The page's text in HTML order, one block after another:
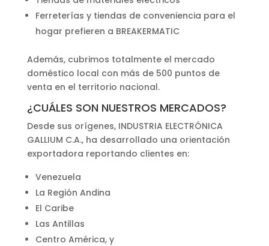
Ferreterías y tiendas de conveniencia para el
hogar prefieren a BREAKERMATIC
Además, cubrimos totalmente el mercado
doméstico local con más de 500 puntos de
venta en el territorio nacional.
¿CUÁLES SON NUESTROS MERCADOS?
Desde sus orígenes, INDUSTRIA ELECTRÓNICA
GALLIUM C.A., ha desarrollado una orientación
exportadora reportando clientes en:
Venezuela
La Región Andina
El Caribe
Las Antillas
Centro América, y